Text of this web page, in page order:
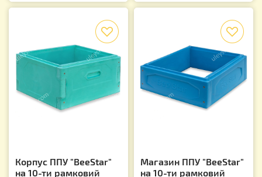
Корпус ППУ "BeeStar"
на 10-ти рамковий
Магазин ППУ "BeeStar"
на 10-ти рамковий